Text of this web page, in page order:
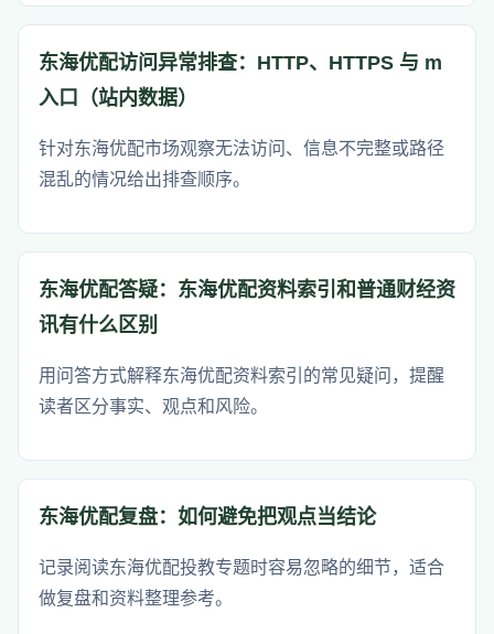
东海优配访问异常排查：HTTP、HTTPS 与 m
入口（站内数据）
针对东海优配市场观察无法访问、信息不完整或路径
混乱的情况给出排查顺序。
东海优配答疑：东海优配资料索引和普通财经资
讯有什么区别
用问答方式解释东海优配资料索引的常见疑问，提醒
读者区分事实、观点和风险。
东海优配复盘：如何避免把观点当结论
记录阅读东海优配投教专题时容易忽略的细节，适合
做复盘和资料整理参考。